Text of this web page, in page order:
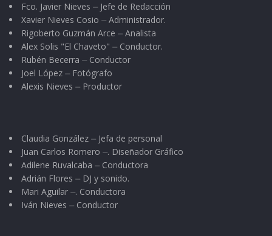
Fco. Javier Nieves ⏤ Jefe de Redacción
Xavier Nieves Cosio ⏤ Administrador.
Rigoberto Guzmán Arce ⏤ Analista
Alex Solis "El Chaveto" ⏤ Conductor.
Rubén Becerra ⏤ Conductor
Joel López ⏤ Fotógrafo
Alexis Nieves ⏤ Productor
Claudia González ⏤ Jefa de personal
Juan Carlos Romero ⏤. Diseñador Gráfico
Adilene Ruvalcaba ⏤ Conductora
Adrián Flores ⏤ DJ y sonido.
Mari Aguilar ⏤. Conductora
Iván Nieves ⏤ Conductor